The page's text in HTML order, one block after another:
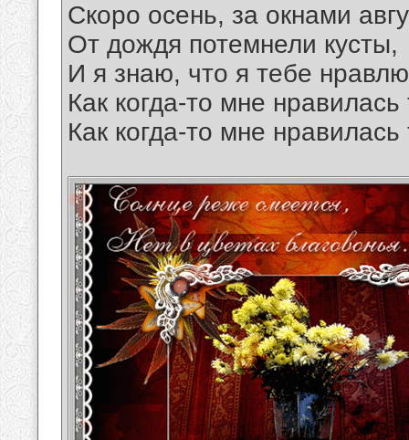
Скоро осень, за окнами
От дождя потемнели кусты,
И я знаю, что я тебе
Как когда-то мне нравилась
Как когда-то мне нравилась